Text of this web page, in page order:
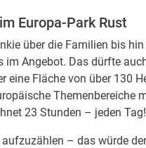
Europa-Park Rust
über die Familien bis
im Angebot. Das dürfte
eine Fläche von über 130
Themenbereiche
23 Stunden – jeden Tag!
– das würde